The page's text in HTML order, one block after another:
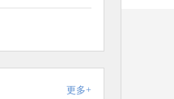
更多+